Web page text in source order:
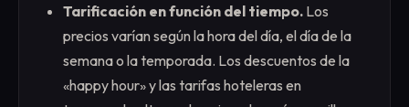
Tarificación en función del tiempo. Los
precios varían según la hora del día, el día de la
semana o la temporada. Los descuentos de la
«happy hour» y las tarifas hoteleras en